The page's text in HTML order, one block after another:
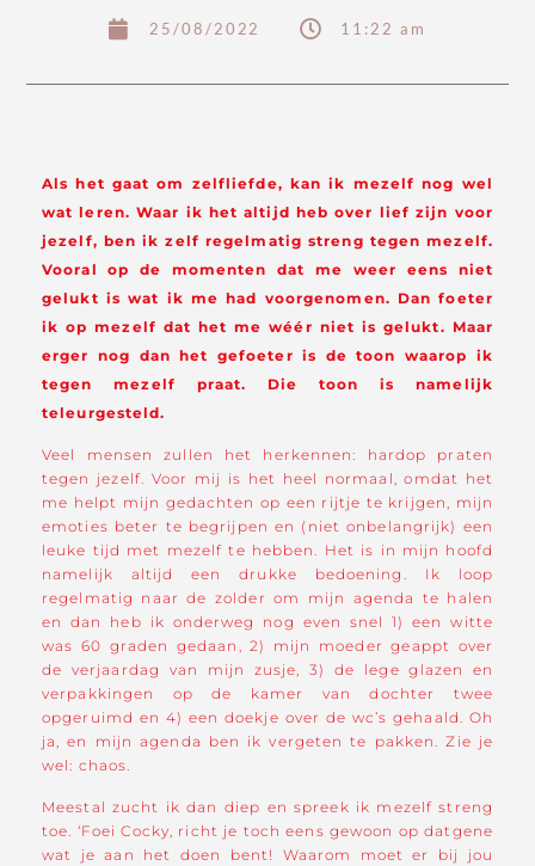
25/08/2022 11:22 am
Als het gaat om zelfliefde, kan ik mezelf nog wel
wat leren. Waar ik het altijd heb over lief zijn voor
jezelf, ben ik zelf regelmatig streng tegen mezelf.
Vooral op de momenten dat me weer eens niet
gelukt is wat ik me had voorgenomen. Dan foeter
ik op mezelf dat het me wéér niet is gelukt. Maar
erger nog dan het gefoeter is de toon waarop ik
tegen mezelf praat. Die toon is namelijk
teleurgesteld.
Veel mensen zullen het herkennen: hardop praten
tegen jezelf. Voor mij is het heel normaal, omdat het
me helpt mijn gedachten op een rijtje te krijgen, mijn
emoties beter te begrijpen en (niet onbelangrijk) een
leuke tijd met mezelf te hebben. Het is in mijn hoofd
namelijk altijd een drukke bedoening. Ik loop
regelmatig naar de zolder om mijn agenda te halen
en dan heb ik onderweg nog even snel 1) een witte
was 60 graden gedaan, 2) mijn moeder geappt over
de verjaardag van mijn zusje, 3) de lege glazen en
verpakkingen op de kamer van dochter twee
opgeruimd en 4) een doekje over de wc’s gehaald. Oh
ja, en mijn agenda ben ik vergeten te pakken. Zie je
wel: chaos.
Meestal zucht ik dan diep en spreek ik mezelf streng
toe. ‘Foei Cocky, richt je toch eens gewoon op datgene
wat je aan het doen bent! Waarom moet er bij jou